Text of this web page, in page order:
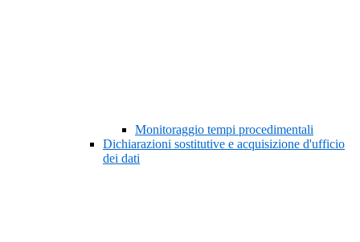
Monitoraggio tempi procedimentali
Dichiarazioni sostitutive e acquisizione d'ufficio
dei dati